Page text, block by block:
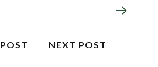
NEXT POST